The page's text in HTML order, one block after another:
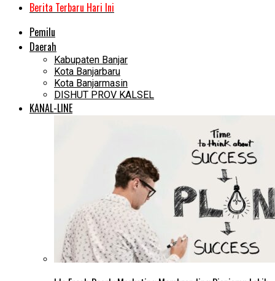
Berita Terbaru Hari Ini
Pemilu
Daerah
Kabupaten Banjar
Kota Banjarbaru
Kota Banjarmasin
DISHUT PROV KALSEL
KANAL-LINE